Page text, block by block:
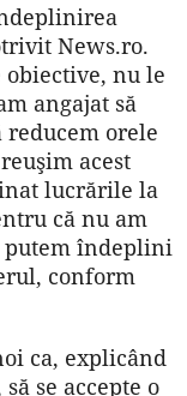
News.ro.
obiective, nu le
angajat să
reducem orele
acest
lucrările la
că nu am
putem îndeplini
conform
ca, explicând
se accepte o